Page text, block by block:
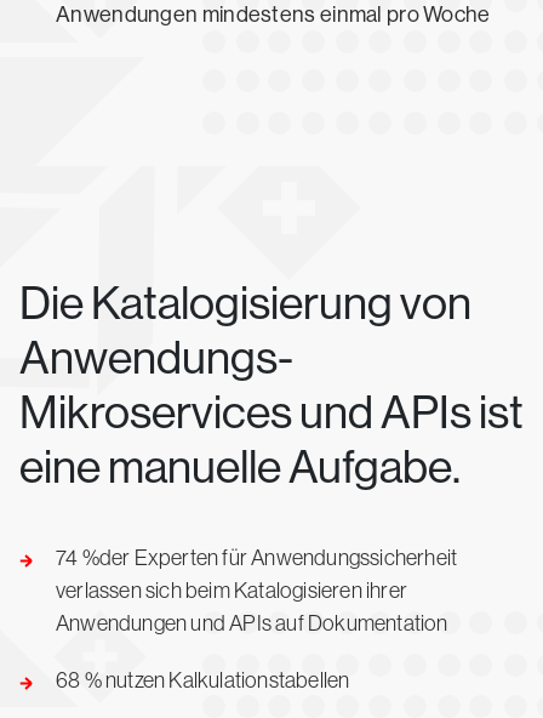
Anwendungen mindestens einmal pro Woche
Die Katalogisierung von
Anwendungs-
Mikroservices und APIs ist
eine manuelle Aufgabe.
74 %der Experten für Anwendungssicherheit
verlassen sich beim Katalogisieren ihrer
Anwendungen und APIs auf Dokumentation
68 % nutzen Kalkulationstabellen